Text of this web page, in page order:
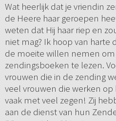
Wat heerlijk dat je vriendin
de Heere haar geroepen
weten dat Hij haar riep en
niet mag? Ik hoop van harte
de moeite willen nemen
zendingsboeken te lezen.
vrouwen die in de zending
veel vrouwen die werken op
vaak met veel zegen! Zij
aan de dienst van hun